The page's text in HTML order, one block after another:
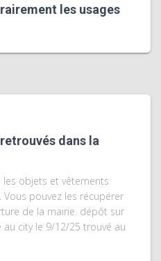
les usages
dans la
les objets et vêtements
pouvez les récupérer
de la mairie. dépôt sur
city le 9/12/25 trouvé au